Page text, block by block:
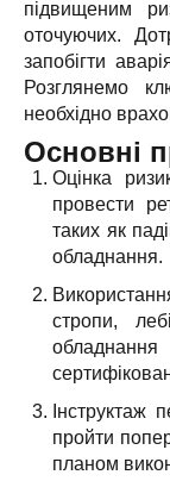
підвищеним
оточуючих.
запобігти
Розглянемо
необхідно
Основні
Оцінка
провести
таких як
обладнання.
стропи,
Інструктаж
пройти
планом